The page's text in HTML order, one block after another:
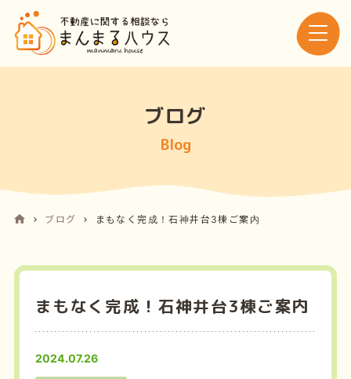
ブログ
Blog
ブログ まもなく完成！石神井台3棟ご案内
まもなく完成！石神井台3棟ご案内
2024.07.26